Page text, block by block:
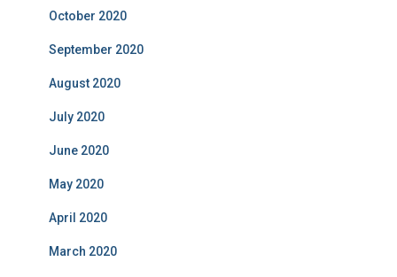
October 2020
September 2020
August 2020
July 2020
June 2020
May 2020
April 2020
March 2020